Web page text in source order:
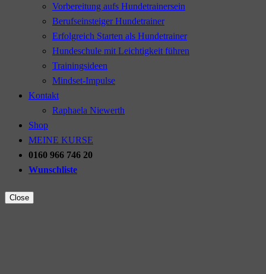
Vorbereitung aufs Hundetrainersein
Berufseinsteiger Hundetrainer
Erfolgreich Starten als Hundetrainer
Hundeschule mit Leichtigkeit führen
Trainingsideen
Mindset-Impulse
Kontakt
Raphaela Niewerth
Shop
MEINE KURSE
0160 966 746 20
Wunschliste
Close